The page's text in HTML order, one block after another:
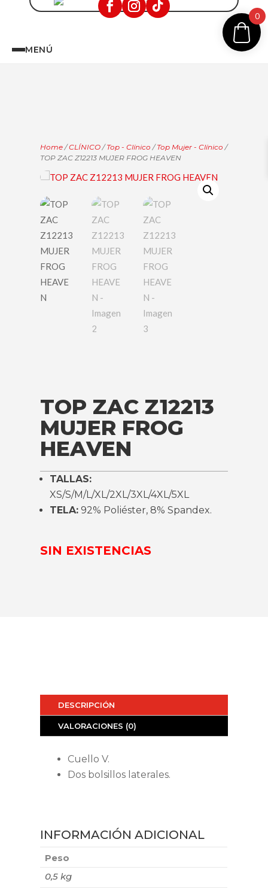
MENÚ
Home/CLÍNICO/Top - Clínico /Top Mujer - Clínico /
TOP ZAC Z12213 MUJER FROG HEAVEN
TOP ZAC Z12213
MUJER FROG
HEAVEN
TALLAS:
XS/S/M/L/XL/2XL/3XL/4XL/5XL
TELA: 92% Poliéster, 8% Spandex.
SIN EXISTENCIAS
DESCRIPCIÓN
VALORACIONES (0)
Cuello V.
Dos bolsillos laterales.
INFORMACIÓN ADICIONAL
Peso
0,5 kg
0